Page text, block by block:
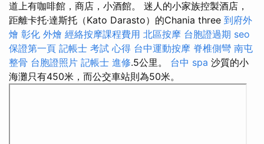
道上有咖啡館，商店，小酒館。 迷人的小家族控製酒店，
距離卡托·達斯托（Kato Darasto）的Chania three 到府外
燴 彰化 外燴 經絡按摩課程費用 北區按摩 台胞證過期 seo
保證第一頁 記帳士 考試 心得 台中運動按摩 脊椎側彎 南屯
整骨 台胞證照片 記帳士 進修.5公里。 台中 spa 沙質的小
海灘只有450米，而公交車站則為50米。